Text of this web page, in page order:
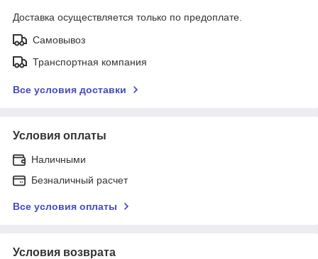
Доставка осуществляется только по предоплате.
Самовывоз
Транспортная компания
Все условия доставки
Условия оплаты
Наличными
Безналичный расчет
Все условия оплаты
Условия возврата